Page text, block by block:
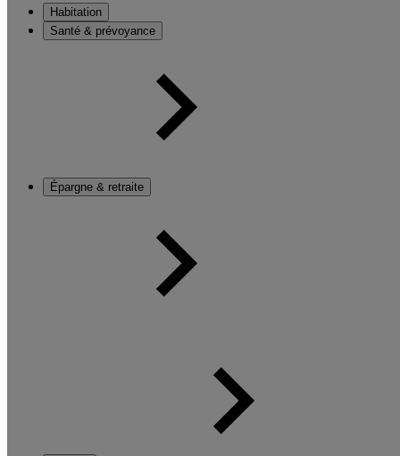
Habitation
Santé & prévoyance
Épargne & retraite